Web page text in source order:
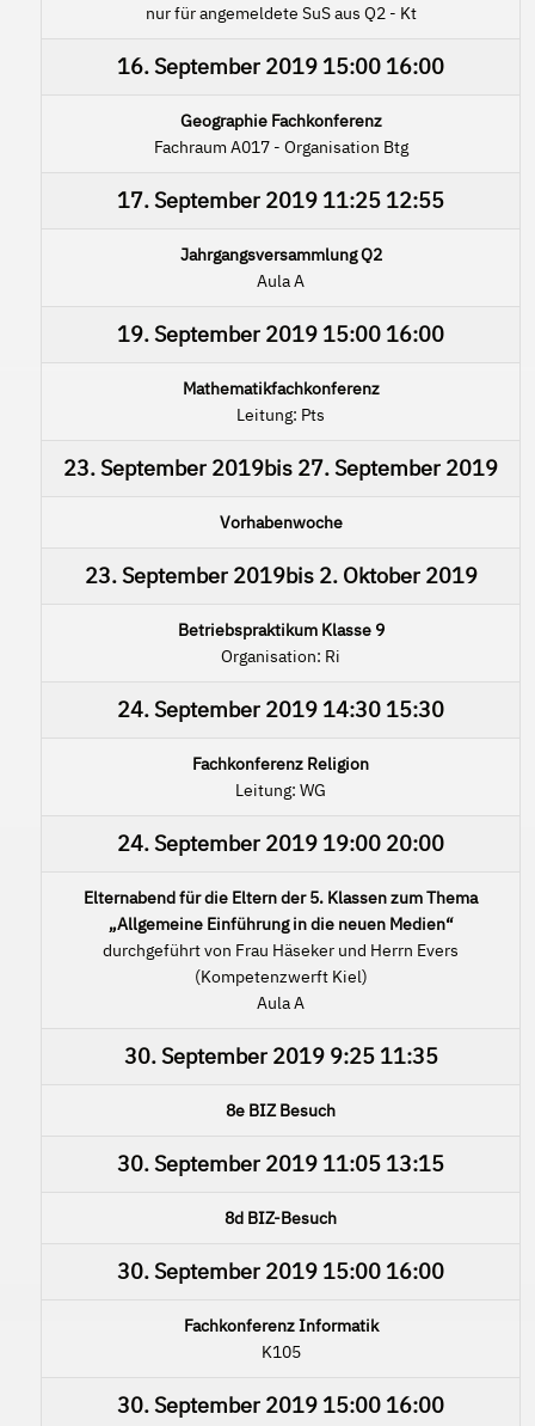
nur für angemeldete SuS aus Q2 - Kt
16. September 2019 15:00 16:00
Geographie Fachkonferenz
Fachraum A017 - Organisation Btg
17. September 2019 11:25 12:55
Jahrgangsversammlung Q2
Aula A
19. September 2019 15:00 16:00
Mathematikfachkonferenz
Leitung: Pts
23. September 2019bis 27. September 2019
Vorhabenwoche
23. September 2019bis 2. Oktober 2019
Betriebspraktikum Klasse 9
Organisation: Ri
24. September 2019 14:30 15:30
Fachkonferenz Religion
Leitung: WG
24. September 2019 19:00 20:00
Elternabend für die Eltern der 5. Klassen zum Thema
„Allgemeine Einführung in die neuen Medien“
durchgeführt von Frau Häseker und Herrn Evers
(Kompetenzwerft Kiel)
Aula A
30. September 20199:25 11:35
8e BIZ Besuch
30. September 2019 11:05 13:15
8d BIZ-Besuch
30. September 2019 15:00 16:00
Fachkonferenz Informatik
K105
30. September 2019 15:00 16:00